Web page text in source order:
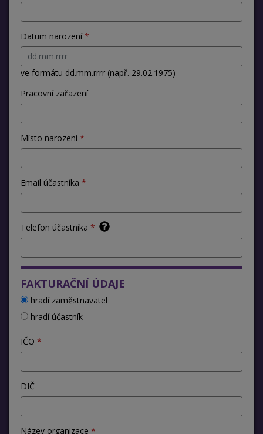
Datum narození
ve formátu dd.mm.rrrr (např. 29.02.1975)
Pracovní zařazení
Místo narození
Email účastníka
Telefon účastníka
FAKTURAČNÍ ÚDAJE
hradí zaměstnavatel
hradí účastník
IČO
DIČ
Název organizace